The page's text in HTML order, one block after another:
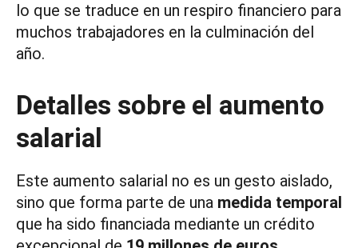
lo que se traduce en un respiro financiero para
muchos trabajadores en la culminación del
año.
Detalles sobre el aumento
salarial
Este aumento salarial no es un gesto aislado,
sino que forma parte de una medida temporal
que ha sido financiada mediante un crédito